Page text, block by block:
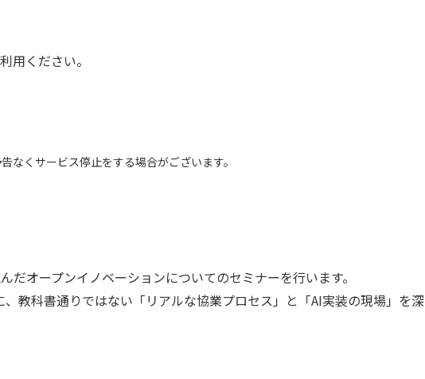
用ください。
なくサービス停止をする場合がございます。
オープンイノベーションについてのセミナーを行います。
教科書通りではない「リアルな協業プロセス」と「AI実装の現場」を深